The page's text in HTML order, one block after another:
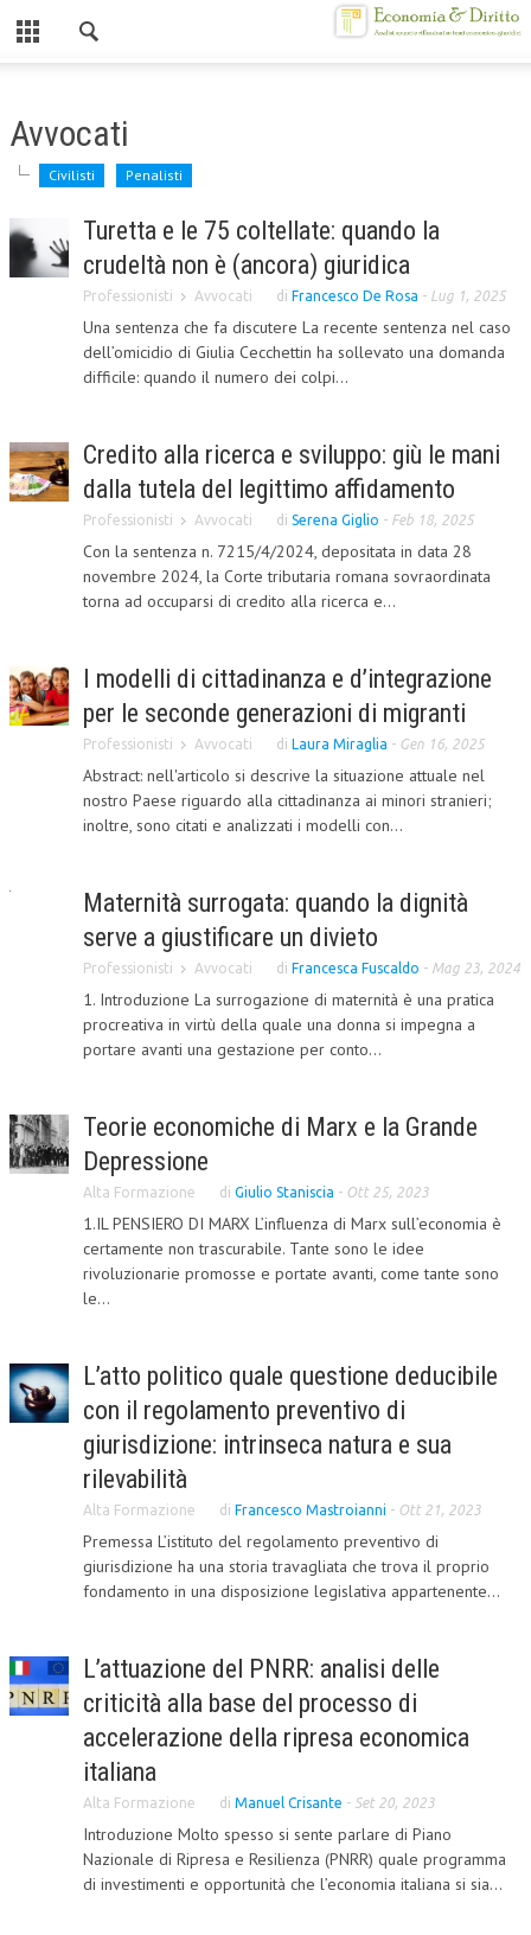
CHI SIAMO
CONTATTI
CENTRO STUDI
ATTO COSTITUTIVO E STATUTO
ORGANIZZAZIONE
DIREZIONE SCIENTIFICA
ALTA FORMAZIONE
ARCHIVIO CORSI 2015
BROCHURE CE.S.E.D.
LA RIVISTA
LA RIVISTA
REDAZIONE
PEER REVIEW
CODICE ETICO
AUTORI
ECONOMIA
CORPORATE SOCIAL RESPONSIBILITY
INTERNAZIONALIZZAZIONE
RISORSE UMANE
MARKETING
TREASURY IN FINANCIAL SERVICES
RISK MANAGEMENT
SVILUPPO SOSTENIBILE
PERSONA E CITTÀ
DIRITTO
DIRITTO PENALE D’IMPRESA
DIRITTO DEL LAVORO
DIRITTO DEL WEB
DIRITTO DELLE IMPRESE IN CRISI
CRIMINOLOGIA E CRIMINALISTICA
Avvocati
Civilisti Penalisti
Turetta e le 75 coltellate: quando la
crudeltà non è (ancora) giuridica
Professionisti Avvocati di Francesco De Rosa - Lug 1, 2025
Una sentenza che fa discutere La recente sentenza nel caso
dell’omicidio di Giulia Cecchettin ha sollevato una domanda
difficile: quando il numero dei colpi...
Credito alla ricerca e sviluppo: giù le mani
dalla tutela del legittimo affidamento
Professionisti Avvocati di Serena Giglio - Feb 18, 2025
Con la sentenza n. 7215/4/2024, depositata in data 28
novembre 2024, la Corte tributaria romana sovraordinata
torna ad occuparsi di credito alla ricerca e...
I modelli di cittadinanza e d’integrazione
per le seconde generazioni di migranti
Professionisti Avvocati di Laura Miraglia - Gen 16, 2025
Abstract: nell'articolo si descrive la situazione attuale nel
nostro Paese riguardo alla cittadinanza ai minori stranieri;
inoltre, sono citati e analizzati i modelli con...
Maternità surrogata: quando la dignità
serve a giustificare un divieto
Professionisti Avvocati di Francesca Fuscaldo - Mag 23, 2024
1. Introduzione La surrogazione di maternità è una pratica
procreativa in virtù della quale una donna si impegna a
portare avanti una gestazione per conto...
Teorie economiche di Marx e la Grande
Depressione
Alta Formazione di Giulio Staniscia - Ott 25, 2023
1.IL PENSIERO DI MARX L’influenza di Marx sull’economia è
certamente non trascurabile. Tante sono le idee
rivoluzionarie promosse e portate avanti, come tante sono
le...
L’atto politico quale questione deducibile
con il regolamento preventivo di
giurisdizione: intrinseca natura e sua
rilevabilità
Alta Formazione di Francesco Mastroianni - Ott 21, 2023
Premessa L’istituto del regolamento preventivo di
giurisdizione ha una storia travagliata che trova il proprio
fondamento in una disposizione legislativa appartenente...
L’attuazione del PNRR: analisi delle
criticità alla base del processo di
accelerazione della ripresa economica
italiana
Alta Formazione di Manuel Crisante - Set 20, 2023
Introduzione Molto spesso si sente parlare di Piano
Nazionale di Ripresa e Resilienza (PNRR) quale programma
di investimenti e opportunità che l’economia italiana si sia...